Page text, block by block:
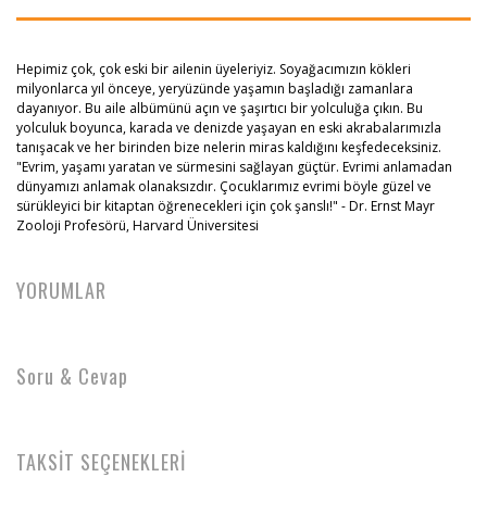
Hepimiz çok, çok eski bir ailenin üyeleriyiz. Soyağacımızın kökleri
milyonlarca yıl önceye, yeryüzünde yaşamın başladığı zamanlara
dayanıyor. Bu aile albümünü açın ve şaşırtıcı bir yolculuğa çıkın. Bu
yolculuk boyunca, karada ve denizde yaşayan en eski akrabalarımızla
tanışacak ve her birinden bize nelerin miras kaldığını keşfedeceksiniz.
"Evrim, yaşamı yaratan ve sürmesini sağlayan güçtür. Evrimi anlamadan
dünyamızı anlamak olanaksızdır. Çocuklarımız evrimi böyle güzel ve
sürükleyici bir kitaptan öğrenecekleri için çok şanslı!" - Dr. Ernst Mayr
Zooloji Profesörü, Harvard Üniversitesi
YORUMLAR
Soru & Cevap
TAKSİT SEÇENEKLERİ